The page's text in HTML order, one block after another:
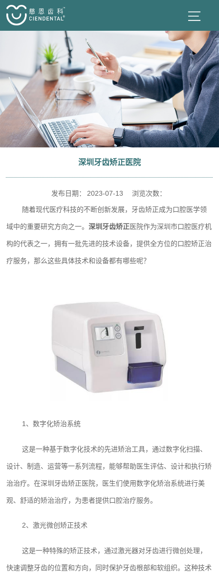
深圳牙齿矫正医院
发布日期： 2023-07-13 浏览次数：
随着现代医疗科技的不断创新发展，牙齿矫正成为口腔医学领
域中的重要研究方向之一。深圳牙齿矫正医院作为深圳市口腔医疗机
构的代表之一，拥有一批先进的技术设备，提供全方位的口腔矫正治
疗服务，那么这些具体技术和设备都有哪些呢？
1、数字化矫治系统
这是一种基于数字化技术的先进矫治工具，通过数字化扫描、
设计、制造、运营等一系列流程，能够帮助医生评估、设计和执行矫
治治疗。在深圳牙齿矫正医院，医生们使用数字化矫治系统进行美
观、舒适的矫治治疗，为患者提供口腔治疗服务。
2、激光微创矫正技术
这是一种特殊的矫正技术，通过激光器对牙齿进行微创处理，
快速调整牙齿的位置和方向，同时保护牙齿根部和软组织。这种技术